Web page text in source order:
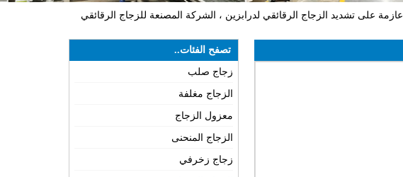
درابزين من الزجاج المقسَّى المقوس بمقاس 13.52 مم ، 664 PVB عازمة على تشديد الزجاج الرقائقي لدرابزين ، الشركة المصنعة للزجاج الرقائقي
تصفح الفئات..
زجاج صلب
الزجاج مغلفة
معزول الزجاج
الزجاج المنحنى
زجاج زخرفي